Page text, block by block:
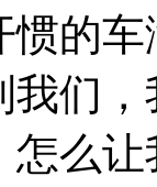
的
我们
么